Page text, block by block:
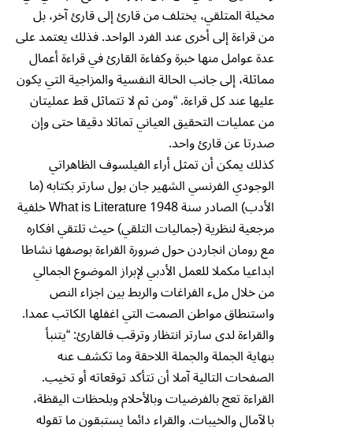
مخيلة المتلقي، يختلف من قارئ إلى قارئ آخر، بل
من قراءة إلى أخرى عند الفرد الواحد. فذلك يعتمد على
عدة عوامل منها خبرة وكفاءة القارئ في قراءة أعمال
مماثلة، إلى جانب الحالة النفسية والمزاجية التي يكون
عليها عند كل قراءة. “ومن ثم لا تتماثل قط عمليتان
من عمليات التحقيق العياني تماثلا دقيقا حتى وإن
صدرتا عن قارئ واحد.
كذلك يمكن أن تمثل أراء الفيلسوف الظاهراتي
الوجودي الفرنسي الشهير جان بول سارتر بكتابه (ما
الأدب) الصادر سنة 1948 What is Literature خلفية
مرجعية لنظرية (جماليات التلقي) حيث تلتقي افكاره
مع رومان انجاردن حول ضرورة القراءة بوصفها نشاطا
ابداعيا مكملا للعمل الأدبي لإبراز الموضوع الجمالي
من خلال ملء الفراغات والربط بين اجزاء النص
واستنطاق مواطن الصمت التي اغفلها الكاتب عمدا.
والقراءة لدى سارتر انتظار وترقب فالقارئ: “يتنبأ
بنهاية الجملة والجملة اللاحقة وما تكشف عنه
الصفحات التالية آملا أن تتأكد توقعاته أو تخيب.
القراءة تعج بالفرضيات وبالأحلام وبلحظات اليقظة،
بالآمال والخيبات. والقراء دائما يستبقون ما تقوله